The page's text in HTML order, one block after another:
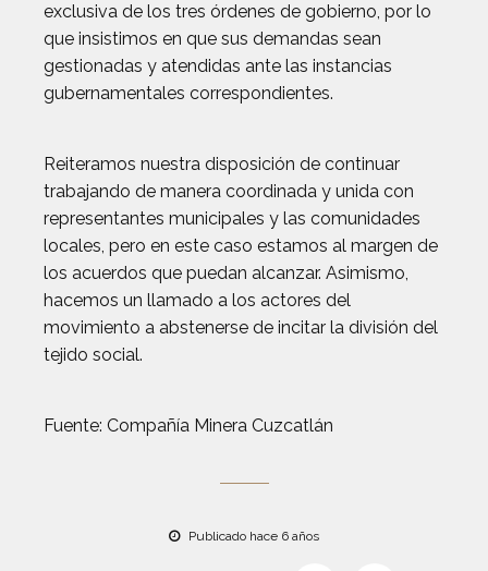
exclusiva de los tres órdenes de gobierno, por lo
que insistimos en que sus demandas sean
gestionadas y atendidas ante las instancias
gubernamentales correspondientes.
Reiteramos nuestra disposición de continuar
trabajando de manera coordinada y unida con
representantes municipales y las comunidades
locales, pero en este caso estamos al margen de
los acuerdos que puedan alcanzar. Asimismo,
hacemos un llamado a los actores del
movimiento a abstenerse de incitar la división del
tejido social.
Fuente: Compañía Minera Cuzcatlán
Publicado hace 6 años